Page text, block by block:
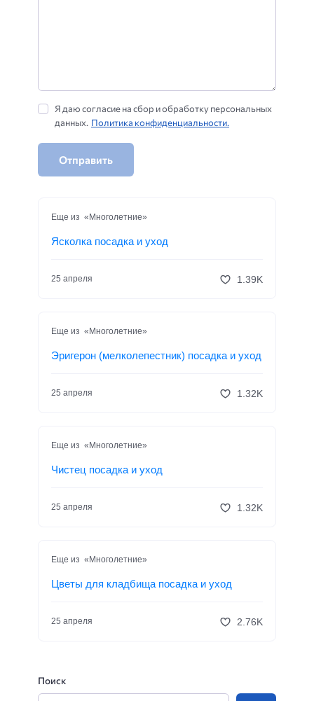
Я даю согласие на сбор и обработку персональных
данных. Политика конфиденциальности.
Отправить
Еще из «Многолетние»
Ясколка посадка и уход
25 апреля 1.39K
Еще из «Многолетние»
Эригерон (мелколепестник) посадка и уход
25 апреля 1.32K
Еще из «Многолетние»
Чистец посадка и уход
25 апреля 1.32K
Еще из «Многолетние»
Цветы для кладбища посадка и уход
25 апреля 2.76K
Поиск